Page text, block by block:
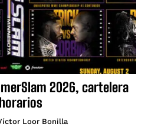
2026, cartelera
Loor Bonilla